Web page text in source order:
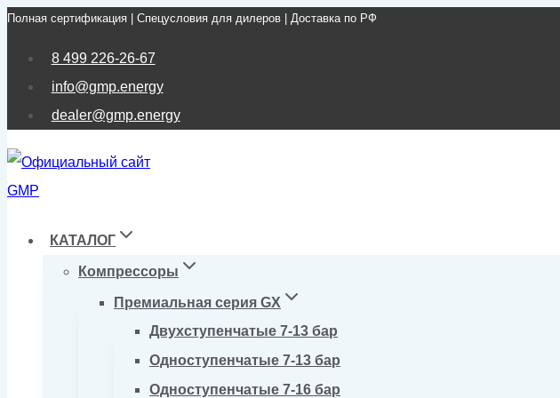
Перейти
Полная сертификация | Спецусловия для дилеров | Доставка по РФ
8 499 226-26-67
info@gmp.energy
dealer@gmp.energy
КАТАЛОГ
Компрессоры
Премиальная серия GX
Двухступенчатые 7-13 бар
Одноступенчатые 7-13 бар
Одноступенчатые 7-16 бар